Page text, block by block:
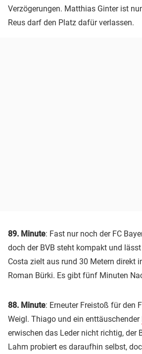
Verzögerungen. Matthias Ginter ist
Reus darf den Platz dafür verlassen.
89. Minute: Fast nur noch der FC
doch der BVB steht kompakt und
Costa zielt aus rund 30 Metern direkt
Roman Bürki. Es gibt fünf Minuten
88. Minute: Erneuter Freistoß für den
Weigl. Thiago und ein enttäuschender
erwischen das Leder nicht richtig, der
Lahm probiert es daraufhin selbst,